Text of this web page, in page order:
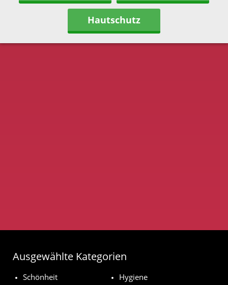
Hautschutz
Ausgewählte Kategorien
Schönheit
Hygiene